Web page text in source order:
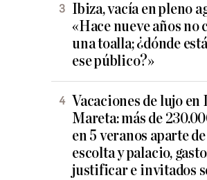
Ibiza, vacía en pleno
«Hace nueve años no
una toalla; ¿dónde
ese público?»
Vacaciones de lujo en
Mareta: más de
en 5 veranos aparte
escolta y palacio,
justificar e invitados